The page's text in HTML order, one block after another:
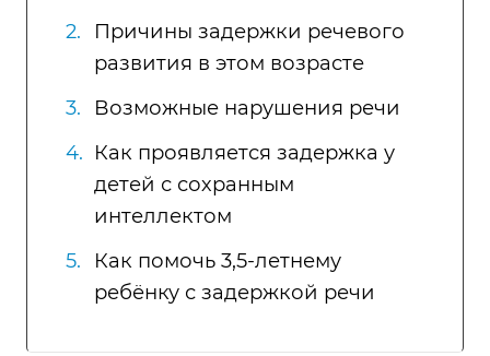
Причины задержки речевого
развития в этом возрасте
Возможные нарушения речи
Как проявляется задержка у
детей с сохранным
интеллектом
Как помочь 3,5-летнему
ребёнку с задержкой речи